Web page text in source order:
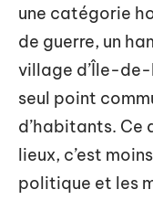
une catégorie
de guerre, un
village d’Île-de-
seul point
d’habitants. Ce
lieux, c’est
politique et les